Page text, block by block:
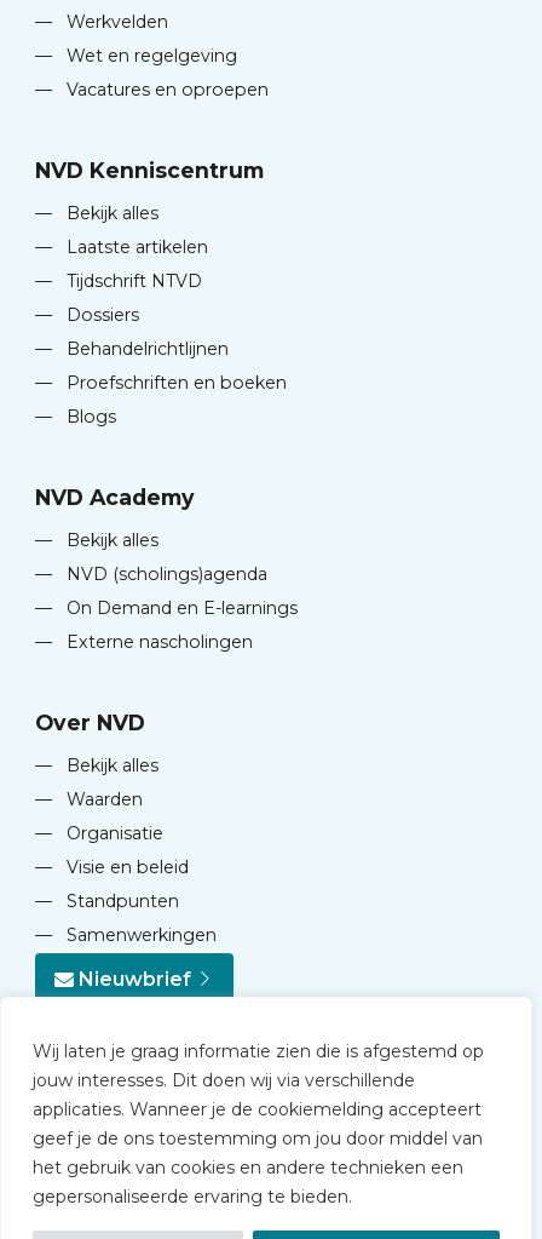
Wij laten je graag informatie zien die is afgestemd op
jouw interesses. Dit doen wij via verschillende
applicaties. Wanneer je de cookiemelding accepteert
geef je de ons toestemming om jou door middel van
het gebruik van cookies en andere technieken een
gepersonaliseerde ervaring te bieden.
—
Werkvelden
—
Wet en regelgeving
—
Vacatures en oproepen
NVD Kenniscentrum
—
Bekijk alles
—
Laatste artikelen
—
Tijdschrift NTVD
—
Dossiers
—
Behandelrichtlijnen
—
Proefschriften en boeken
—
Blogs
NVD Academy
—
Bekijk alles
—
NVD (scholings)agenda
—
On Demand en E-learnings
—
Externe nascholingen
Over NVD
—
Bekijk alles
—
Waarden
—
Organisatie
—
Visie en beleid
—
Standpunten
—
Samenwerkingen
Nieuwbrief
© 2026 NVD
Privacy statement
Disclaimer